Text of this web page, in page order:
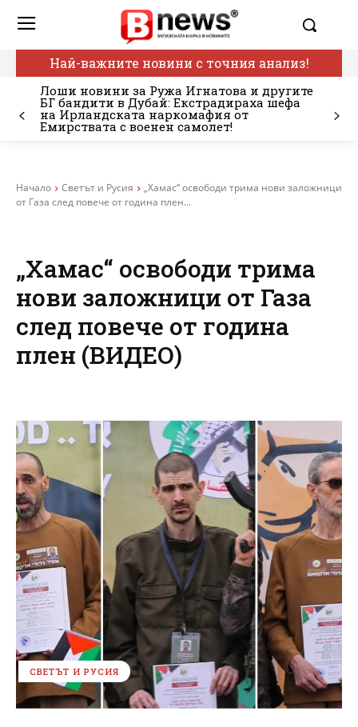
Най-важните новини с точния анализ!
Лоши новини за Ружа Игнатова и другите
БГ бандити в Дубай: Екстрадираха шефа
на Ирландската наркомафия от
Емирствата с военен самолет!
Начало Светът и Русия
„Хамас“ освободи трима нови заложници
от Газа след повече от година плен...
„Хамас“ освободи трима
нови заложници от Газа
след повече от година
плен (ВИДЕО)
СВЕТЪТ И РУСИЯ